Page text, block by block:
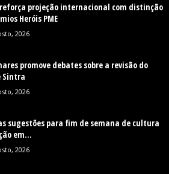
projeção internacional com distinção
Heróis PME
2026
promove debates sobre a revisão do
Sintra
2026
sugestões para fim de semana de cultura
em...
2026